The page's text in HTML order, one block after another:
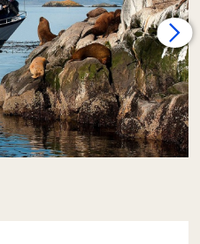
capacidad de
una
y personalizada.
al este, hasta una
épocas del año
delobos marinos de
allí, se encuentra el
auténtico símbolo